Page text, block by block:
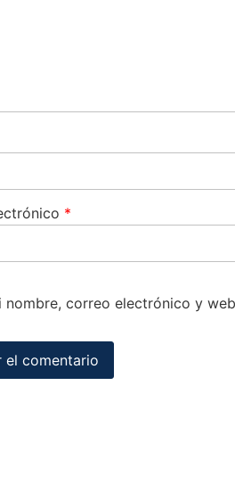
*
nombre, correo electrónico y